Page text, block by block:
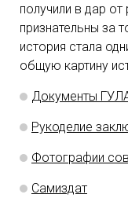
получили в дар
признательны за
история стала
общую картину
Документы
Рукоделие
Фотографии
Самиздат